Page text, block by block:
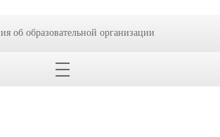
об образовательной организации